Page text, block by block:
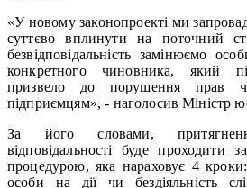
«У новому законопроекті ми
суттєво вплинути на поточний
безвідповідальність замінюємо
конкретного чиновника, який
призвело до порушення прав
підприємцям», - наголосив Міністр
За його словами,
відповідальності буде проходити
процедурою, яка нараховує 4
особи на дії чи бездіяльність